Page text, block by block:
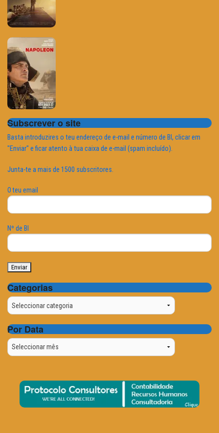
Subscrever o site
Basta introduzires o teu endereço de e-mail e número de BI, clicar em
"Enviar" e ficar atento à tua caixa de e-mail (spam incluído).
Junta-te a mais de 1500 subscritores.
O teu email
Nº de BI
Categorias
Categorias
Por Data
Por
Data